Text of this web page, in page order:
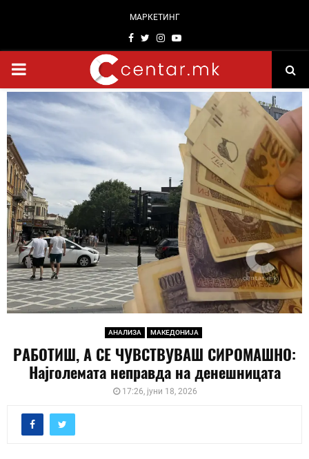
МАРКЕТИНГ
Facebook
TwitterInstagram
Youtube
PRIMARY
MENU
АНАЛИЗА МАКЕДОНИЈА
РАБОТИШ, А СЕ ЧУВСТВУВАШ СИРОМАШНО:
Најголемата неправда на денешницата
17:26, јуни 18, 2026